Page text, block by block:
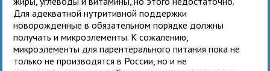
Для адекватной нутритивной поддержки
новорожденные в обязательном порядке должны
получать и микроэлементы. К сожалению,
микроэлементы для парентерального питания пока не
только не производятся в России, но и не